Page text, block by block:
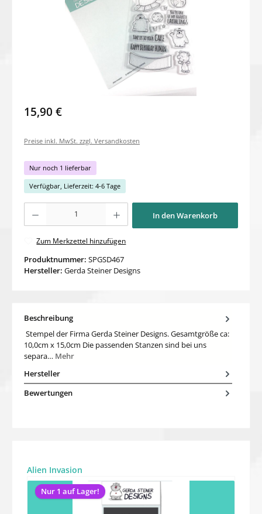
15,90 €
Preise inkl. MwSt. zzgl. Versandkosten
Nur noch 1 lieferbar
Verfügbar, Lieferzeit: 4-6 Tage
Produkt Anzahl: Gib den gewünschten Wert ein oder benutze die Schaltflächen um
In den Warenkorb
Zum Merkzettel hinzufügen
Produktnummer: SPGSD467
Hersteller: Gerda Steiner Designs
Beschreibung
Stempel der Firma Gerda Steiner Designs. Gesamtgröße ca:
10,0cm x 15,0cm Die passenden Stanzen sind bei uns
separa… Mehr
Hersteller
Bewertungen
Produktgalerie überspringen
Alien Invasion
Nur 1 auf Lager!